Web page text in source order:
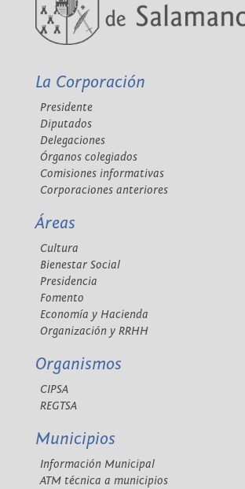
La Corporación
Presidente
Diputados
Delegaciones
Órganos colegiados
Comisiones informativas
Corporaciones anteriores
Áreas
Cultura
Bienestar Social
Presidencia
Fomento
Economía y Hacienda
Organización y RRHH
Organismos
CIPSA
REGTSA
Municipios
Información Municipal
ATM técnica a municipios